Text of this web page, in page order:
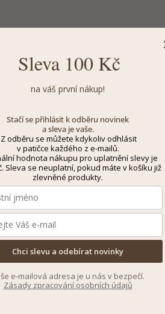
Sleva 100 Kč
na váš první nákup!
Stačí se přihlásit k odběru novinek
a sleva je vaše.
Z odběru se můžete kdykoliv odhlásit
v patičce každého z e-mailů.
hodnota nákupu pro uplatnění slevy je
Sleva se neuplatní, pokud máte v košíku již
zlevněné produkty.
Chci slevu a odebírat novinky
e-mailová adresa je u nás v bezpečí.
Zásady zpracování osobních údajů